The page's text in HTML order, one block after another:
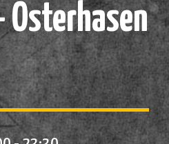
Osterhasen